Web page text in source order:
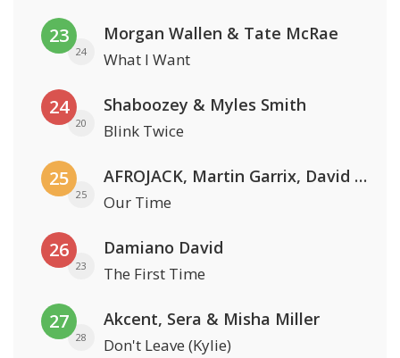
23
24
Morgan Wallen & Tate McRae
What I Want
24
20
Shaboozey & Myles Smith
Blink Twice
25
25
AFROJACK, Martin Garrix, David Guetta & Amél
Our Time
26
23
Damiano David
The First Time
27
28
Akcent, Sera & Misha Miller
Don't Leave (Kylie)